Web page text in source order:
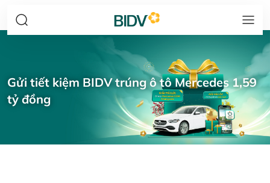
Gửi tiết kiệm BIDV trúng ô tô Mercedes 1,59
tỷ đồng